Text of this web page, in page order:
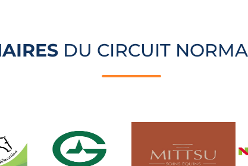
DU CIRCUIT